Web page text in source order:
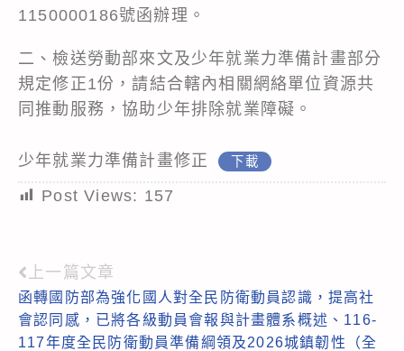
1150000186號函辦理。
二、檢送勞動部來文及少年就業力準備計畫部分
規定修正1份，請結合轄內相關網絡單位資源共
同推動服務，協助少年排除就業障礙。
少年就業力準備計畫修正 下載
Post Views: 157
Read
more
articles
上一篇文章
函轉國防部為強化國人對全民防衛動員認識，提高社
會認同感，已將各級動員會報與計畫體系概述、116-
117年度全民防衛動員準備綱領及2026城鎮韌性（全